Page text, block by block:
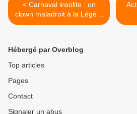
< Carnaval insolite : un
clown maladroit à la Légère
mélinoise
Hébergé par Overblog
Top articles
Pages
Contact
Signaler un abus